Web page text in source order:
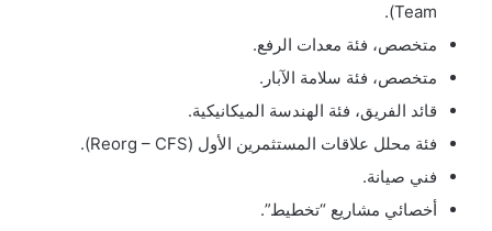
Team).
متخصص، فئة معدات الرفع.
متخصص، فئة سلامة الآبار.
قائد الفريق، فئة الهندسة الميكانيكية.
فئة محلل علاقات المستثمرين الأول (Reorg – CFS).
فني صيانة.
أخصائي مشاريع “تخطيط”.